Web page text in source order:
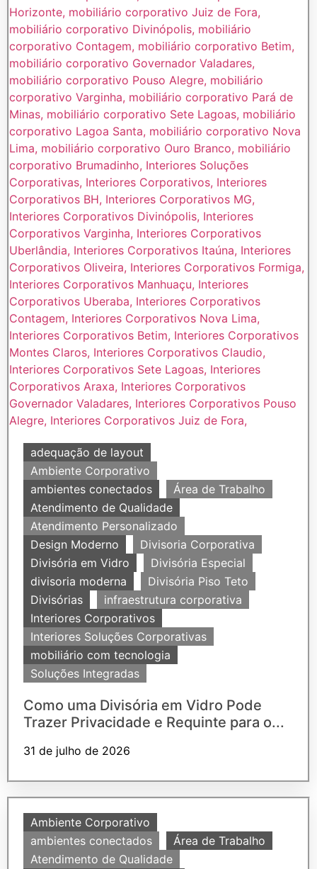
adequação de layout
Ambiente Corporativo
ambientes conectados
Área de Trabalho
Atendimento de Qualidade
Atendimento Personalizado
Design Moderno
Divisoria Corporativa
Divisória em Vidro
Divisória Especial
divisoria moderna
Divisória Piso Teto
Divisórias
infraestrutura corporativa
Interiores Corporativos
Interiores Soluções Corporativas
mobiliário com tecnologia
Soluções Integradas
Como uma Divisória em Vidro Pode
Trazer Privacidade e Requinte para o...
31 de julho de 2026
Ambiente Corporativo
ambientes conectados
Área de Trabalho
Atendimento de Qualidade